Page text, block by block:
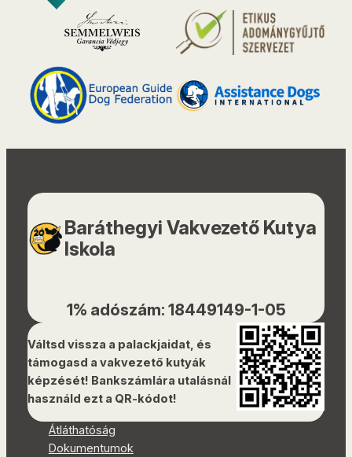
Baráthegyi Vakvezető Kutya
Iskola
1% adószám: 18449149-1-05
Váltsd vissza a palackjaidat, és
támogasd a vakvezető kutyák
képzését! Bankszámlára utalásnál
használd ezt a QR-kódot!
Átláthatóság
Dokumentumok